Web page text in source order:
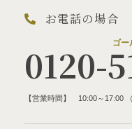
お電話の場合
0120-
【営業時間】 10:00～17:00